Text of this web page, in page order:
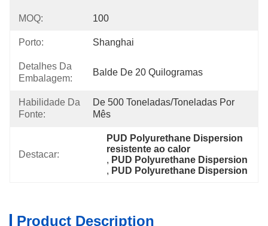
MOQ: 100
Porto: Shanghai
Detalhes Da
Embalagem:
Balde De 20 Quilogramas
Habilidade Da
Fonte:
De 500 Toneladas/toneladas Por
Mês
Destacar:
PUD Polyurethane Dispersion
resistente ao calor
, PUD Polyurethane Dispersion
, PUD Polyurethane Dispersion
Product Description